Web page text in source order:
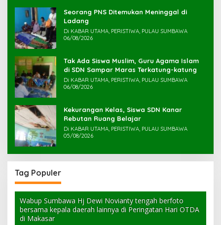
Seorang PNS Ditemukan Meninggal di
Ladang
Di KABAR UTAMA, PERISTIWA, PULAU SUMBAWA
06/08/2026
Tak Ada Siswa Muslim, Guru Agama Islam
di SDN Sampar Maras Terkatung-katung ‎
Di KABAR UTAMA, PERISTIWA, PULAU SUMBAWA
06/08/2026
Kekurangan Kelas, Siswa SDN Kanar
Rebutan Ruang Belajar
Di KABAR UTAMA, PERISTIWA, PULAU SUMBAWA
05/08/2026
Tag Populer
Wabup Sumbawa Hj Dewi Novianty tengah berfoto
bersama kepala daerah lainnya di Peringatan Hari OTDA
di Makasar